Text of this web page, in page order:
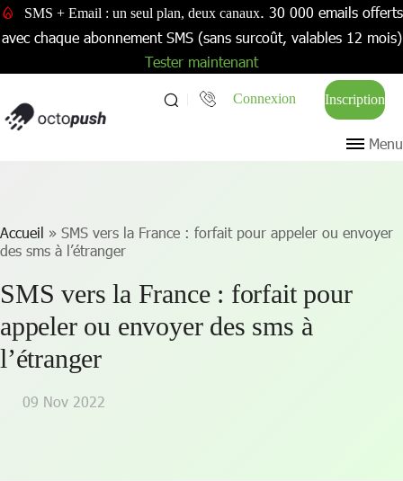
SMS + Email : un seul plan, deux canaux. 30 000 emails offerts
avec chaque abonnement SMS (sans surcoût, valables 12 mois)
Tester maintenant
Connexion Inscription
Menu
Accueil » SMS vers la France : forfait pour appeler ou envoyer
des sms à l’étranger
SMS vers la France : forfait pour
appeler ou envoyer des sms à
l’étranger
09 Nov 2022